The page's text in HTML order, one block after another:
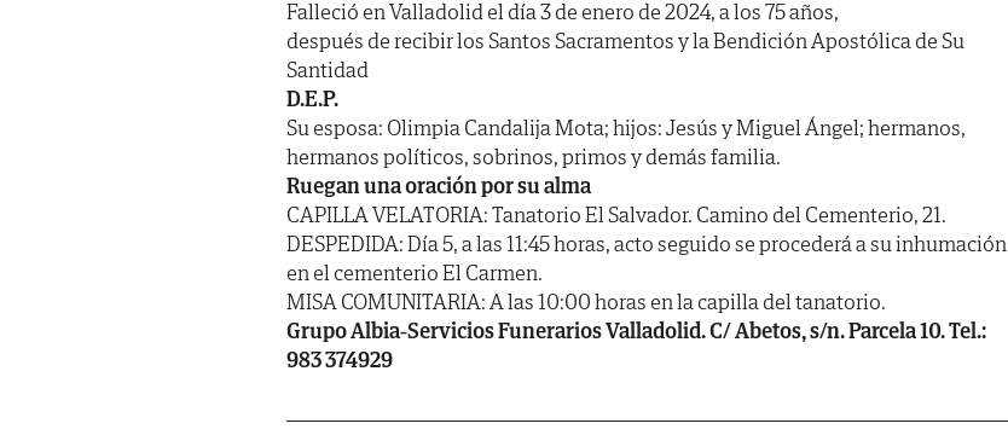
Falleció en Valladolid el día 3 de enero de 2024, a los 75 años,
después de recibir los Santos Sacramentos y la Bendición Apostólica de Su
Santidad
D.E.P.
Su esposa: Olimpia Candalija Mota; hijos: Jesús y Miguel Ángel; hermanos,
hermanos políticos, sobrinos, primos y demás familia.
Ruegan una oración por su alma
CAPILLA VELATORIA: Tanatorio El Salvador. Camino del Cementerio, 21.
DESPEDIDA: Día 5, a las 11:45 horas, acto seguido se procederá a su inhumación
en el cementerio El Carmen.
MISA COMUNITARIA: A las 10:00 horas en la capilla del tanatorio.
Grupo Albia-Servicios Funerarios Valladolid. C/ Abetos, s/n. Parcela 10. Tel.:
983 374929